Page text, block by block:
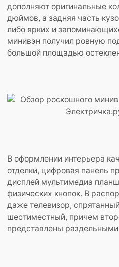
дополняют оригинальные
дюймов, а задняя часть
либо ярких и
минивэн получил ровную
большой площадью
В оформлении интерьера
отделки, цифровая панель
дисплей мультимедиа
физических кнопок. В
даже телевизор,
шестиместный, причем
представлены